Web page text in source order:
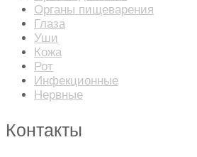
Органы пищеварения
Глаза
Уши
Кожа
Рот
Инфекционные
Нервные
Контакты